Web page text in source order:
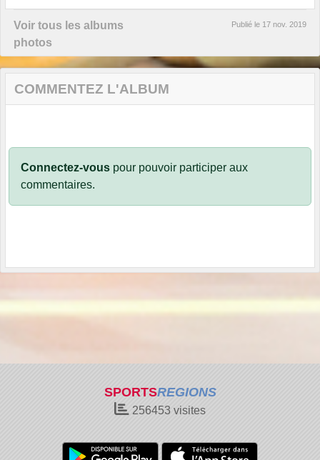
Voir tous les albums
photos
Publié le 17 nov. 2019
COMMENTEZ L'ALBUM
Connectez-vous pour pouvoir participer aux
commentaires.
SPORTSREGIONS
256453 visites